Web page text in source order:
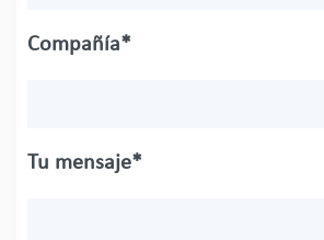
Compañía*
Tu mensaje*